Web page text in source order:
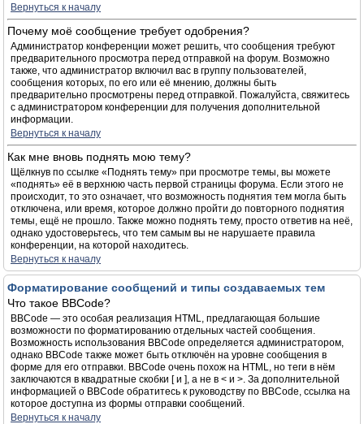
Вернуться к началу
Почему моё сообщение требует одобрения?
Администратор конференции может решить, что сообщения требуют
предварительного просмотра перед отправкой на форум. Возможно
также, что администратор включил вас в группу пользователей,
сообщения которых, по его или её мнению, должны быть
предварительно просмотрены перед отправкой. Пожалуйста, свяжитесь
с администратором конференции для получения дополнительной
информации.
Вернуться к началу
Как мне вновь поднять мою тему?
Щёлкнув по ссылке «Поднять тему» при просмотре темы, вы можете
«поднять» её в верхнюю часть первой страницы форума. Если этого не
происходит, то это означает, что возможность поднятия тем могла быть
отключена, или время, которое должно пройти до повторного поднятия
темы, ещё не прошло. Также можно поднять тему, просто ответив на неё,
однако удостоверьтесь, что тем самым вы не нарушаете правила
конференции, на которой находитесь.
Вернуться к началу
Форматирование сообщений и типы создаваемых тем
Что такое BBCode?
BBCode — это особая реализация HTML, предлагающая большие
возможности по форматированию отдельных частей сообщения.
Возможность использования BBCode определяется администратором,
однако BBCode также может быть отключён на уровне сообщения в
форме для его отправки. BBCode очень похож на HTML, но теги в нём
заключаются в квадратные скобки [ и ], а не в < и >. За дополнительной
информацией о BBCode обратитесь к руководству по BBCode, ссылка на
которое доступна из формы отправки сообщений.
Вернуться к началу